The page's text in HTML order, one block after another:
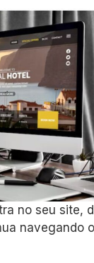
no seu site,
navegando